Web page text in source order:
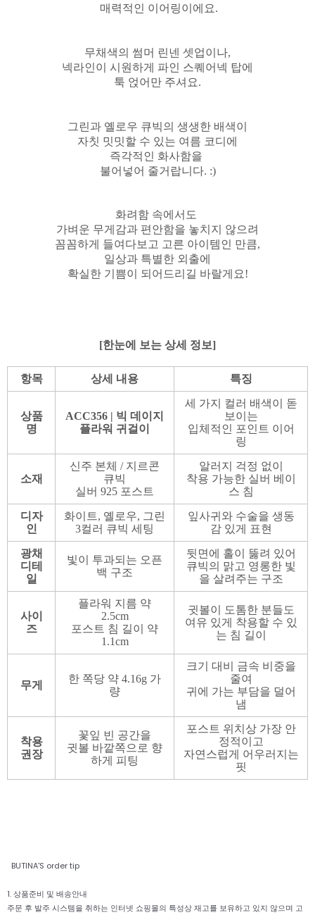
매력적인 이어링이에요.
무채색의 썸머 린넨 셋업이나,
넥라인이 시원하게 파인 스퀘어넥 탑에
툭 얹어만 주셔요.
그린과 옐로우 큐빅의 생생한 배색이
자칫 밋밋할 수 있는 여름 코디에
즉각적인 화사함을
불어넣어 줄거랍니다. :)
화려함 속에서도
가벼운 무게감과 편안함을 놓치지 않으려
꼼꼼하게 들여다보고 고른 아이템인 만큼,
일상과 특별한 외출에
확실한 기쁨이 되어드리길 바랄게요!
[한눈에 보는 상세 정보]
항목 상세 내용 특징
상품
명
ACC356 | 빅 데이지
플라워 귀걸이
세 가지 컬러 배색이 돋
보이는
입체적인 포인트 이어
링
소재
신주 본체 / 지르콘
큐빅
실버 925 포스트
알러지 걱정 없이
착용 가능한 실버 베이
스 침
디자
인
화이트, 옐로우, 그린
3컬러 큐빅 세팅
잎사귀와 수술을 생동
감 있게 표현
광채
디테
일
빛이 투과되는 오픈
백 구조
뒷면에 홀이 뚫려 있어
큐빅의 맑고 영롱한 빛
을 살려주는 구조
사이
즈
플라워 지름 약
2.5cm
포스트 침 길이 약
1.1cm
귓볼이 도톰한 분들도
여유 있게 착용할 수 있
는 침 길이
무게
한 쪽당 약 4.16g 가
량
크기 대비 금속 비중을
줄여
귀에 가는 부담을 덜어
냄
착용
권장
꽃잎 빈 공간을
귓볼 바깥쪽으로 향
하게 피팅
포스트 위치상 가장 안
정적이고
자연스럽게 어우러지는
핏
BUTINA'S order tip
1. 상품준비 및 배송안내
주문 후 발주 시스템을 취하는 인터넷 쇼핑몰의 특성상 재고를 보유하고 있지 않으며 고